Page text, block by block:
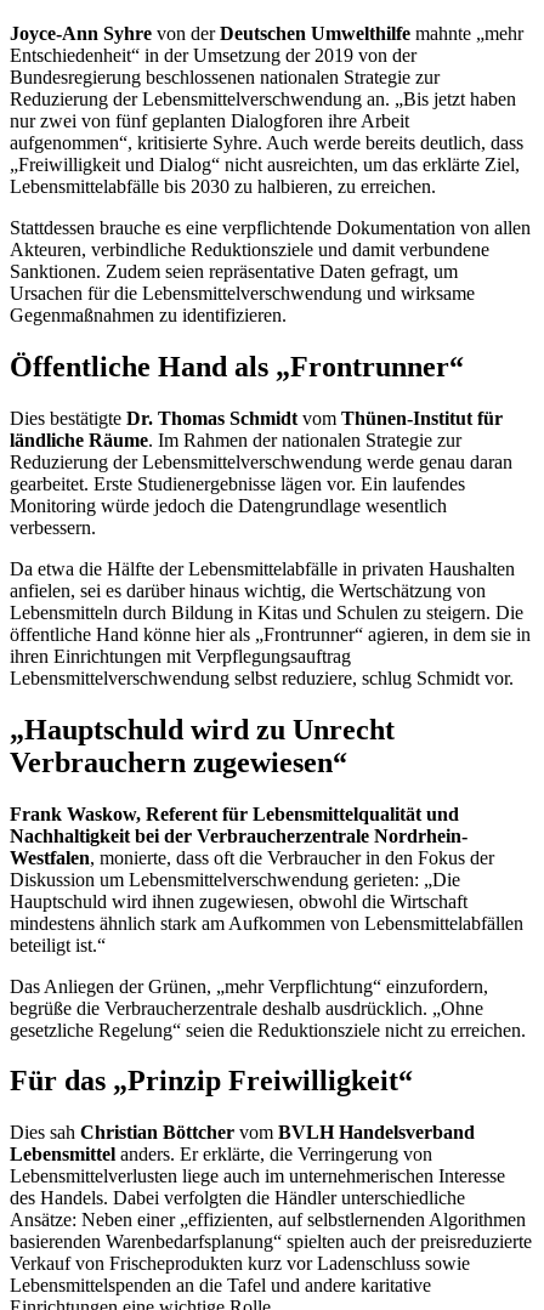
Joyce-Ann Syhre von derDeutschen Umwelthilfe mahnte „mehr
Entschiedenheit“ in der Umsetzung der 2019 von der
Bundesregierung beschlossenen nationalen Strategie zur
Reduzierung der Lebensmittelverschwendung an. „Bis jetzt haben
nur zwei von fünf geplanten Dialogforen ihre Arbeit
aufgenommen“, kritisierte Syhre. Auch werde bereits deutlich, dass
„Freiwilligkeit und Dialog“ nicht ausreichten, um das erklärte Ziel,
Lebensmittelabfälle bis 2030 zu halbieren, zu erreichen.
Stattdessen brauche es eine verpflichtende Dokumentation von allen
Akteuren, verbindliche Reduktionsziele und damit verbundene
Sanktionen. Zudem seien repräsentative Daten gefragt, um
Ursachen für die Lebensmittelverschwendung und wirksame
Gegenmaßnahmen zu identifizieren.
Öffentliche Hand als „Frontrunner“
Dies bestätigte Dr. Thomas Schmidt vom Thünen-Institut für
ländliche Räume. Im Rahmen der nationalen Strategie zur
Reduzierung der Lebensmittelverschwendung werde genau daran
gearbeitet. Erste Studienergebnisse lägen vor. Ein laufendes
Monitoring würde jedoch die Datengrundlage wesentlich
verbessern.
Da etwa die Hälfte der Lebensmittelabfälle in privaten Haushalten
anfielen, sei es darüber hinaus wichtig, die Wertschätzung von
Lebensmitteln durch Bildung in Kitas und Schulen zu steigern. Die
öffentliche Hand könne hier als „Frontrunner“ agieren, in dem sie in
ihren Einrichtungen mit Verpflegungsauftrag
Lebensmittelverschwendung selbst reduziere, schlug Schmidt vor.
„Hauptschuld wird zu Unrecht
Verbrauchern zugewiesen“
Frank Waskow, Referent für Lebensmittelqualität und
Nachhaltigkeit bei der Verbraucherzentrale Nordrhein-
Westfalen, monierte, dass oft die Verbraucher in den Fokus der
Diskussion um Lebensmittelverschwendung gerieten: „Die
Hauptschuld wird ihnen zugewiesen, obwohl die Wirtschaft
mindestens ähnlich stark am Aufkommen von Lebensmittelabfällen
beteiligt ist.“
Das Anliegen der Grünen, „mehr Verpflichtung“ einzufordern,
begrüße die Verbraucherzentrale deshalb ausdrücklich. „Ohne
gesetzliche Regelung“ seien die Reduktionsziele nicht zu erreichen.
Für das „Prinzip Freiwilligkeit“
Dies sah Christian Böttcher vom BVLH Handelsverband
Lebensmittel anders. Er erklärte, die Verringerung von
Lebensmittelverlusten liege auch im unternehmerischen Interesse
des Handels. Dabei verfolgten die Händler unterschiedliche
Ansätze: Neben einer „effizienten, auf selbstlernenden Algorithmen
basierenden Warenbedarfsplanung“ spielten auch der preisreduzierte
Verkauf von Frischeprodukten kurz vor Ladenschluss sowie
Lebensmittelspenden an die Tafel und andere karitative